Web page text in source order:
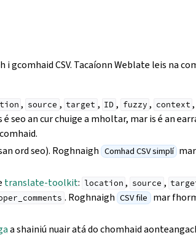
CSV. Tacaíonn Weblate leis na
, source , target , ID , fuzzy , context ,
é seo an cur chuige a mholtar, mar is é an
ord seo). Roghnaigh Comhad CSV simplí mar
translate-toolkit: location , source ,
. Roghnaigh CSV file mar
a shainiú nuair atá do chomhaid